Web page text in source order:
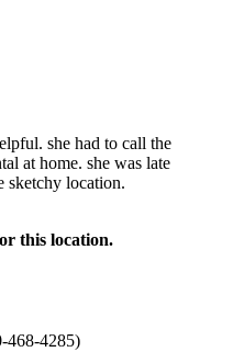
she had to call the
at home. she was late
sketchy location.
this location.
468-4285)